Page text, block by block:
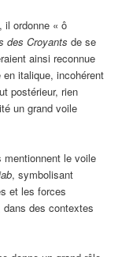
il ordonne « ô
des Croyants de se
ainsi reconnue
italique, incohérent
postérieur, rien
un grand voile
mentionnent le voile
, symbolisant
et les forces
des contextes